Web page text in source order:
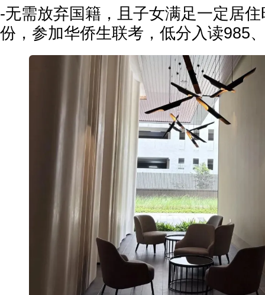
-无需放弃国籍，且子女满足一定居
份，参加华侨生联考，低分入读985